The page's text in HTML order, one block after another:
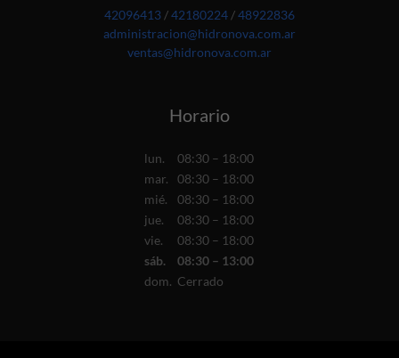
42096413 /42180224 /48922836
administracion@hidronova.com.ar
ventas@hidronova.com.ar
Horario
lun.
08:30 – 18:00
mar.
08:30 – 18:00
mié.
08:30 – 18:00
jue.
08:30 – 18:00
vie.
08:30 – 18:00
sáb.
08:30 – 13:00
dom. Cerrado